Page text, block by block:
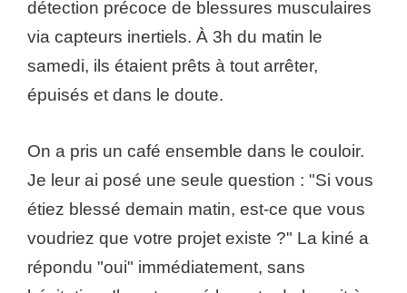
détection précoce de blessures musculaires
via capteurs inertiels. À 3h du matin le
samedi, ils étaient prêts à tout arrêter,
épuisés et dans le doute.
On a pris un café ensemble dans le couloir.
Je leur ai posé une seule question : "Si vous
étiez blessé demain matin, est-ce que vous
voudriez que votre projet existe ?" La kiné a
répondu "oui" immédiatement, sans